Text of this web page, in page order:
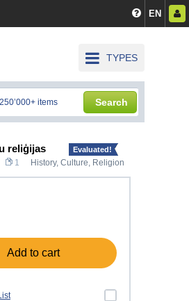
EN
TYPES
Search
reliģijas Evaluated!
1 History, Culture, Religion
Add to cart